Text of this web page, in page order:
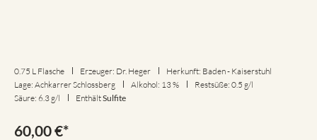
0.75 L Flasche Erzeuger: Dr. Heger
Herkunft: Baden - Kaiserstuhl
Lage: Achkarrer Schlossberg
Alkohol: 13 %
Restsüße: 0.5 g/l
Säure: 6.3 g/l
EnthältSulfite
60,00€*